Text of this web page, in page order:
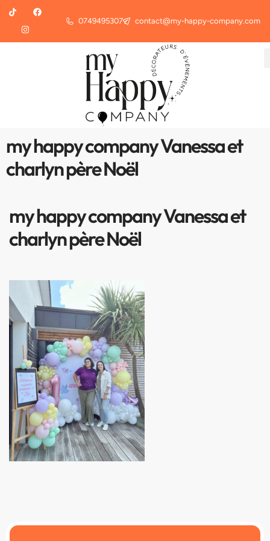
0749495307 contact@my-happy-company.com
my happy company Vanessa et
charlyn père Noël
my happy company Vanessa et
charlyn père Noël